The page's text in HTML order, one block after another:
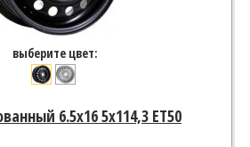
выберите цвет:
6.5x16 5x114,3 ET50